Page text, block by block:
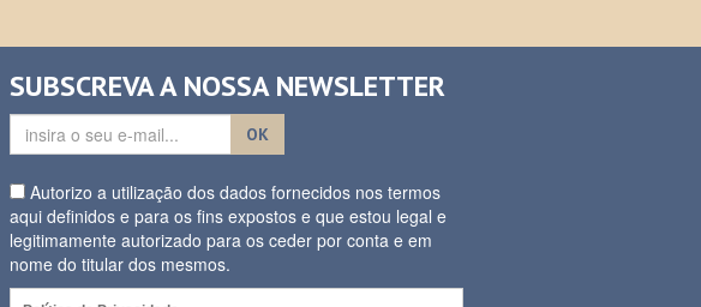
SUBSCREVA A NOSSA NEWSLETTER
OK
Autorizo a utilização dos dados fornecidos nos termos
aqui definidos e para os fins expostos e que estou legal e
legitimamente autorizado para os ceder por conta e em
nome do titular dos mesmos.